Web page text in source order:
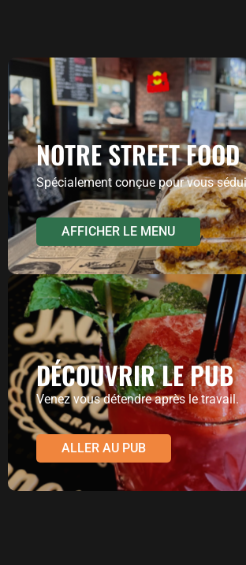
NOTRE STREET FOOD
Spécialement conçue pour vous
AFFICHER LE MENU
DÉCOUVRIR LE PUB
Venez vous détendre après le travail.
ALLER AU PUB